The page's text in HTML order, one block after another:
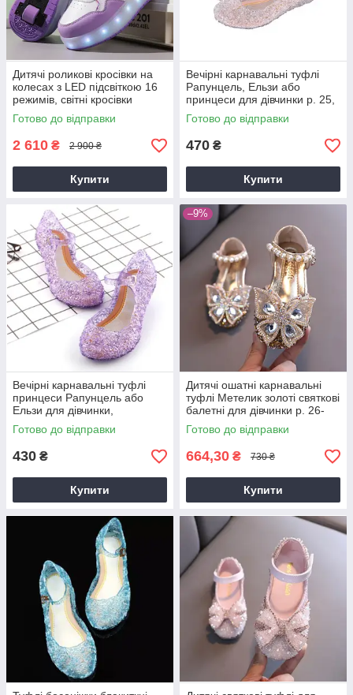
Дитячі роликові кросівки на
колесах з LED підсвіткою 16
режимів, світні кросівки
трансформери для дітей
розміри 30-35,38-40
Готово до відправки
2 610 ₴ 2 900 ₴
Купити
Вечірні карнавальні туфлі
Рапунцель, Ельзи або
принцеси для дівчинки р. 25,
27-34 сріблясті білі
Готово до відправки
470 ₴
Купити
Вечірні карнавальні туфлі
принцеси Рапунцель або
Ельзи для дівчинки,
фіолетові, розміри 29–34
Готово до відправки
430 ₴
Купити
–9%
Дитячі ошатні карнавальні
туфлі Метелик золоті святкові
балетні для дівчинки р. 26-
33,35-36
Готово до відправки
664,30 ₴ 730 ₴
Купити